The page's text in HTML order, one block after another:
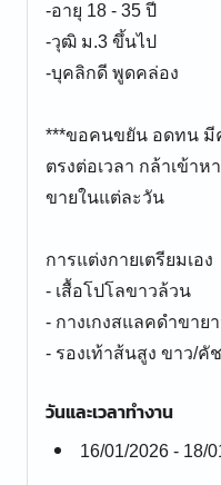
-อายุ 18 - 35 ปี
-วุฒิ ม.3 ขึ้นไป
-บุคลิกดี พูดคล่อง
***ขอคนขยัน อดทน มี
ตรงต่อเวลา กล้าเข้า
ขายในแต่ละวัน
การแต่งกายเตรียมเอง
- เสื้อโปโลขาวล้วน
- กางเกงสแลคดำขาย
วันและเวลาทำงาน
16/01/2026 - 18/